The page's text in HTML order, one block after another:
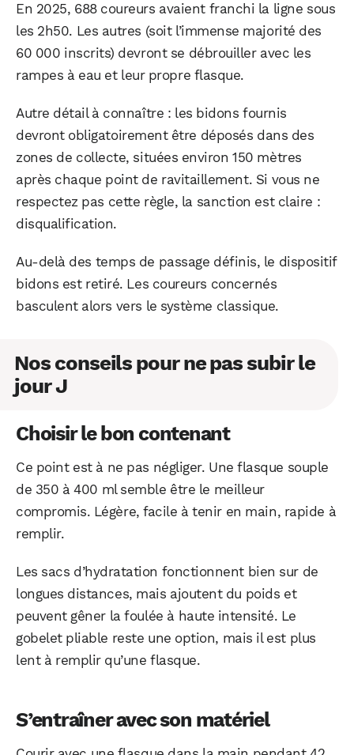
En 2025, 688 coureurs avaient franchi la ligne sous
les 2h50. Les autres (soit l’immense majorité des
60 000 inscrits) devront se débrouiller avec les
rampes à eau et leur propre flasque.
Autre détail à connaître : les bidons fournis
devront obligatoirement être déposés dans des
zones de collecte, situées environ 150 mètres
après chaque point de ravitaillement. Si vous ne
respectez pas cette règle, la sanction est claire :
disqualification.
Au-delà des temps de passage définis, le dispositif
bidons est retiré. Les coureurs concernés
basculent alors vers le système classique.
Nos conseils pour ne pas subir le
jour J
Choisir le bon contenant
Ce point est à ne pas négliger. Une flasque souple
de 350 à 400 ml semble être le meilleur
compromis. Légère, facile à tenir en main, rapide à
remplir.
Les sacs d’hydratation fonctionnent bien sur de
longues distances, mais ajoutent du poids et
peuvent gêner la foulée à haute intensité. Le
gobelet pliable reste une option, mais il est plus
lent à remplir qu’une flasque.
S’entraîner avec son matériel
Facebook X LinkedIn